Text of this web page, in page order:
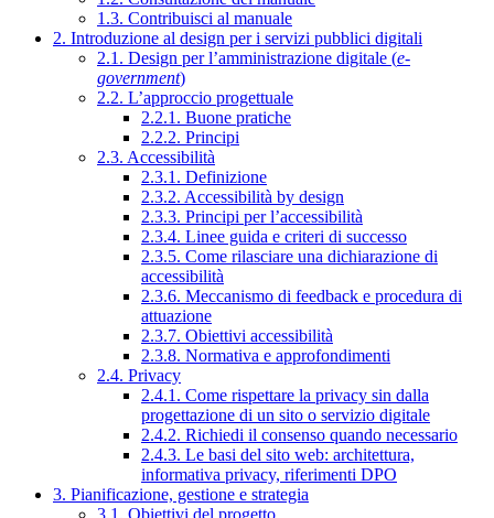
1.3. Contribuisci al manuale
2. Introduzione al design per i servizi pubblici digitali
2.1. Design per l’amministrazione digitale (e-
government)
2.2. L’approccio progettuale
2.2.1. Buone pratiche
2.2.2. Principi
2.3. Accessibilità
2.3.1. Definizione
2.3.2. Accessibilità by design
2.3.3. Principi per l’accessibilità
2.3.4. Linee guida e criteri di successo
2.3.5. Come rilasciare una dichiarazione di
accessibilità
2.3.6. Meccanismo di feedback e procedura di
attuazione
2.3.7. Obiettivi accessibilità
2.3.8. Normativa e approfondimenti
2.4. Privacy
2.4.1. Come rispettare la privacy sin dalla
progettazione di un sito o servizio digitale
2.4.2. Richiedi il consenso quando necessario
2.4.3. Le basi del sito web: architettura,
informativa privacy, riferimenti DPO
3. Pianificazione, gestione e strategia
3.1. Obiettivi del progetto